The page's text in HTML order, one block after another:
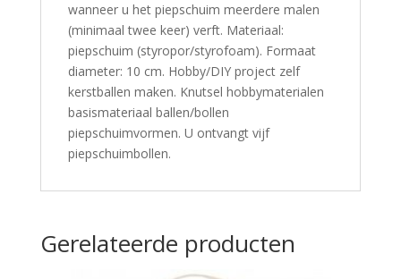
wanneer u het piepschuim meerdere malen
(minimaal twee keer) verft. Materiaal:
piepschuim (styropor/styrofoam). Formaat
diameter: 10 cm. Hobby/DIY project zelf
kerstballen maken. Knutsel hobbymaterialen
basismateriaal ballen/bollen
piepschuimvormen. U ontvangt vijf
piepschuimbollen.
Gerelateerde producten